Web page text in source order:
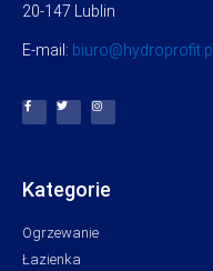
20-147 Lublin
E-mail: biuro@hydroprofit.pl
Kategorie
Ogrzewanie
Łazienka